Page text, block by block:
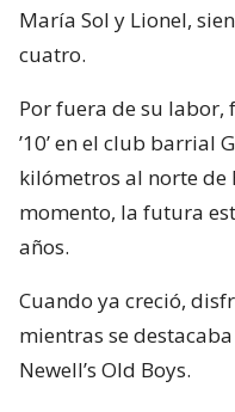
María Sol y Lionel,
cuatro.
Por fuera de su
’10’ en el club barrial
kilómetros al norte de
momento, la futura
años.
Cuando ya creció,
mientras se
Newell’s Old Boys.